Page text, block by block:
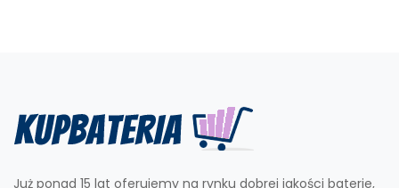
Już ponad 15 lat oferujemy na rynku dobrej jakości baterie,